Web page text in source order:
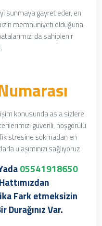
sunmaya gayret eder, en
memnuniyeti olduğuna
da sahiplenir
konusunda asla sizlere
güvenli, hoşgörülü
stresine sokmadan en
ulaşımınızı sağlıyoruz
05541918650
Hattımızdan
Fark etmeksizin
Durağınız Var.